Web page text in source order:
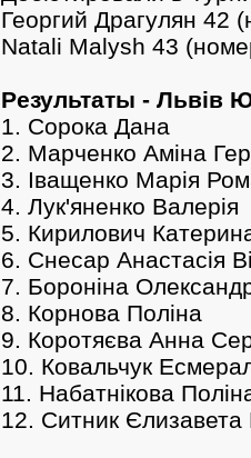
Георгий Драгулян 42
Natali Malysh 43
Pезультаты - Львів
1. Сорока Дана
2. Марченко Аміна
3. Іващенко Марія
4. Лук'яненко Валерія
5. Кирилович Катерина
6. Снесар Анастасія
7. Бороніна
8. Корнова Поліна
9. Коротяєва Анна
10. Ковальчук
11. Набатнікова
12. Ситник Єлизавета